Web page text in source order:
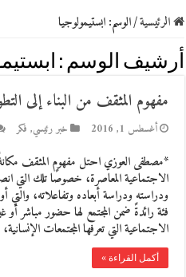
الرئيسية/الوسم:ابستيمولوجيا
أرشيف الوسم :
مفهوم المثقف من البناء إلى
أغسطس 1, 2016 خبر رئيسي, فكر
*مصطفى العوزي احتل مفهوم المثقف
الاجتماعية المعاصرة، خصوصًا تلك التي
ودراسته ودراسة أبعاده وتفاعلاته، والتي
فئة رائدةً ضمن المجتمع لها حضور مباشر أو
الاجتماعية التي تعرفها المجتمعات
أكمل القراءة »